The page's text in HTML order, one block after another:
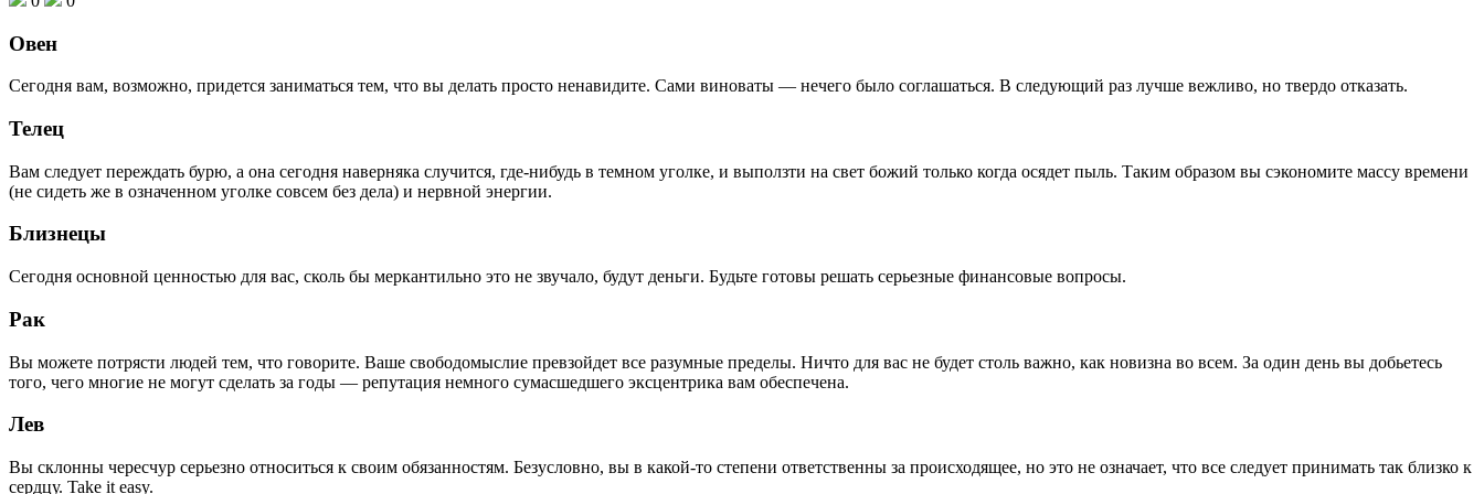
Овен
Сегодня вам, возможно, придется заниматься тем, что вы делать просто ненавидите. Сами виноваты — нечего было соглашаться. В следующий раз лучше вежливо, но твердо отказать.
Телец
Вам следует переждать бурю, а она сегодня наверняка случится, где-нибудь в темном уголке, и выползти на свет божий только когда осядет пыль. Таким образом вы сэкономите массу времени
(не сидеть же в означенном уголке совсем без дела) и нервной энергии.
Близнецы
Сегодня основной ценностью для вас, сколь бы меркантильно это не звучало, будут деньги. Будьте готовы решать серьезные финансовые вопросы.
Рак
Вы можете потрясти людей тем, что говорите. Ваше свободомыслие превзойдет все разумные пределы. Ничто для вас не будет столь важно, как новизна во всем. За один день вы добьетесь
того, чего многие не могут сделать за годы — репутация немного сумасшедшего эксцентрика вам обеспечена.
Лев
Вы склонны чересчур серьезно относиться к своим обязанностям. Безусловно, вы в какой-то степени ответственны за происходящее, но это не означает, что все следует принимать так близко к
сердцу. Take it easy.